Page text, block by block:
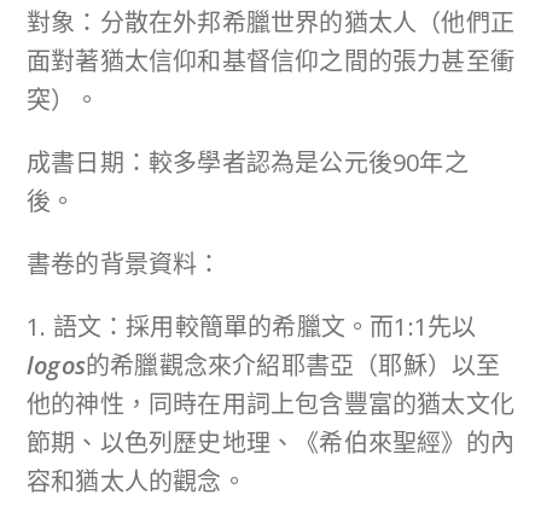
對象：分散在外邦希臘世界的猶太人（他們正
面對著猶太信仰和基督信仰之間的張力甚至衝
突）。
成書日期：較多學者認為是公元後90年之
後。
書卷的背景資料：
1. 語文：採用較簡單的希臘文。而1:1先以
logos的希臘觀念來介紹耶書亞（耶穌）以至
他的神性，同時在用詞上包含豐富的猶太文化
節期、以色列歷史地理、《希伯來聖經》的內
容和猶太人的觀念。